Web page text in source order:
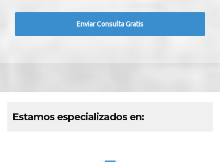
Estamos especializados en: